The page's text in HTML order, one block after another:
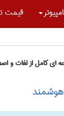
قیمت
ای کامل از لغات و